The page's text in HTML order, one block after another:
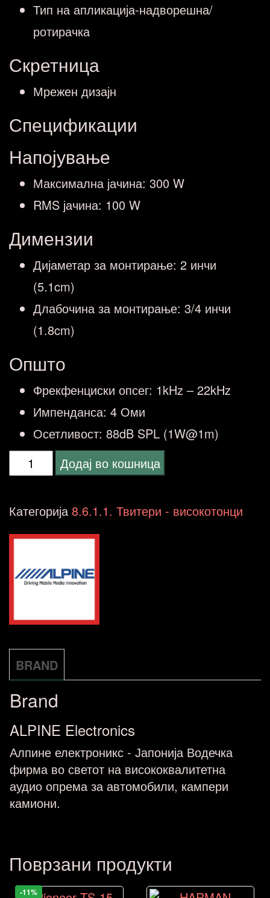
Тип на апликација-надворешна/
ротирачка
Скретница
Мрежен дизајн
Спецификации
Напојување
Максимална јачина: 300 W
RMS јачина: 100 W
Димензии
Дијаметар за монтирање: 2 инчи
(5.1cm)
Длабочина за монтирање: 3/4 инчи
(1.8cm)
Општо
Фрекфенциски опсег: 1kHz – 22kHz
Импенданса: 4 Оми
Осетливост: 88dB SPL (1W@1m)
ALPINE
110TW
1"
(2.5cm)
Додај во кошница
Категорија8.6.1.1. Твитери - високотонци
BRAND
Brand
ALPINE Electronics
Алпине електроникс - Јапонија Водечка
фирма во светот на висококвалитетна
аудио опрема за автомобили, кампери
камиони.
Поврзани продукти
-11%